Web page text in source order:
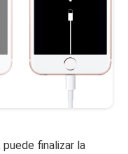
finalizar la